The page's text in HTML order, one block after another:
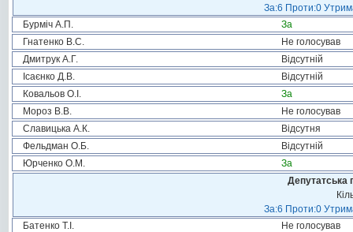
За:6 Проти:0
Бурміч А.П.
За
Гнатенко В.С.
Не голосував
Дмитрук А.Г.
Відсутній
Ісаєнко Д.В.
Відсутній
Ковальов О.І.
За
Мороз В.В.
Не голосував
Славицька А.К.
Відсутня
Фельдман О.Б.
Відсутній
Юрченко О.М.
За
Депутатська
За:6 Проти:0
Батенко Т.І.
Не голосував